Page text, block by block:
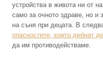
устройства в живота ни от
само за очното здраве, но и
на съня при децата. В
опасностите, които дебнат
да им противодействаме.